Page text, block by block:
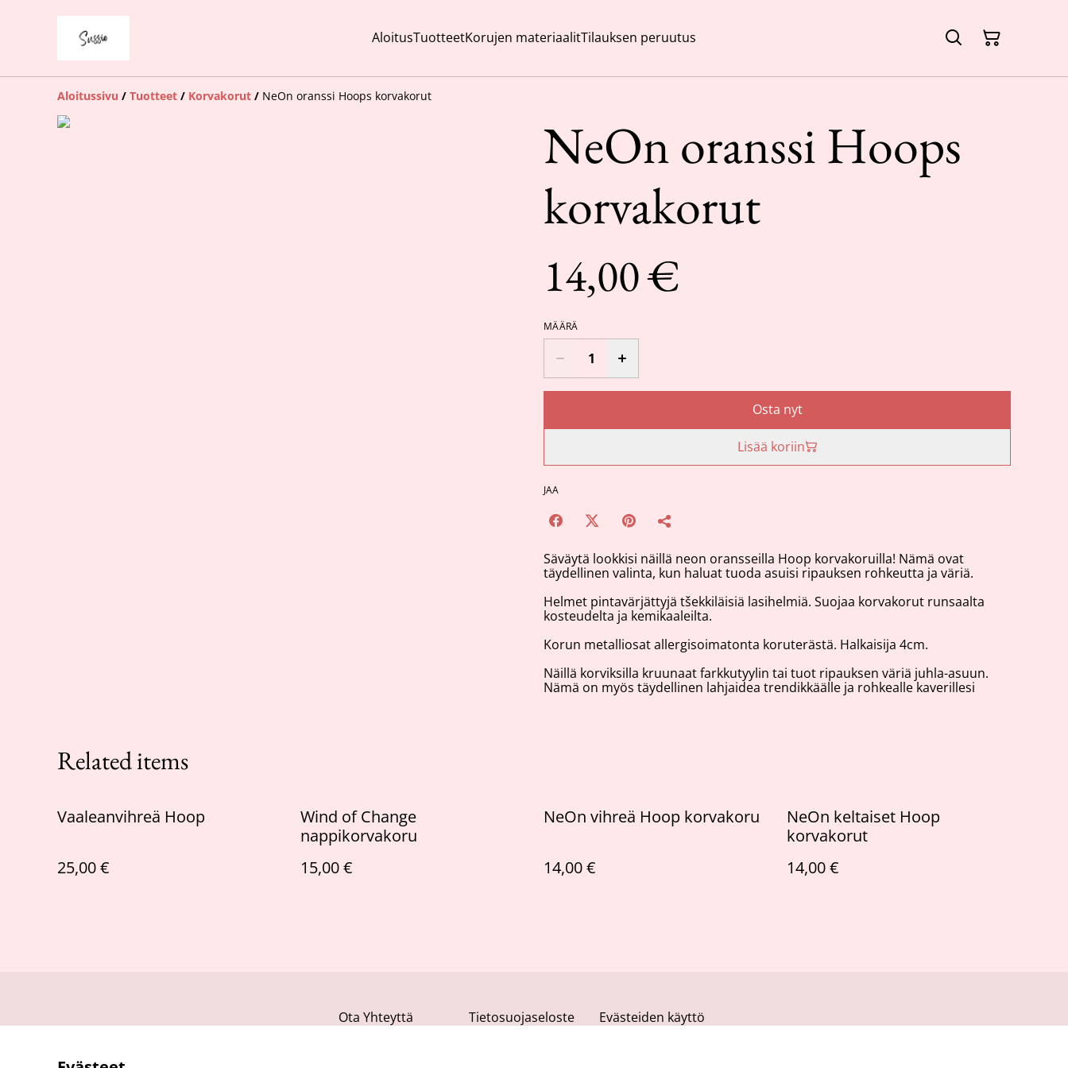
AloitusTuotteetKorujen materiaalitTilauksen peruutus
Aloitussivu / Tuotteet / Korvakorut / NeOn oranssi Hoops korvakorut
NeOn oranssi Hoops
korvakorut
14,00 €
MÄÄRÄ
Osta nyt
Lisää koriin
JAA
Säväytä lookkisi näillä neon oransseilla Hoop korvakoruilla! Nämä ovat
täydellinen valinta, kun haluat tuoda asuisi ripauksen rohkeutta ja väriä.
Helmet pintavärjättyjä tšekkiläisiä lasihelmiä. Suojaa korvakorut runsaalta
kosteudelta ja kemikaaleilta.
Korun metalliosat allergisoimatonta koruterästä. Halkaisija 4cm.
Näillä korviksilla kruunaat farkkutyylin tai tuot ripauksen väriä juhla-asuun.
Nämä on myös täydellinen lahjaidea trendikkäälle ja rohkealle kaverillesi
Related items
Vaaleanvihreä Hoop
25,00 €
Wind of Change
nappikorvakoru
15,00 €
NeOn vihreä Hoop korvakoru
14,00 €
NeOn keltaiset Hoop
korvakorut
14,00 €
Ota Yhteyttä Tietosuojaseloste Evästeiden käyttö